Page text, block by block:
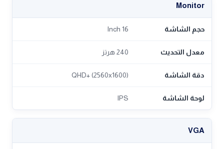
Monitor
حجم الشاشة 16 Inch
معدل التحديث 240 هرتز
دقة الشاشة QHD+ (2560x1600)
لوحة الشاشة IPS
VGA